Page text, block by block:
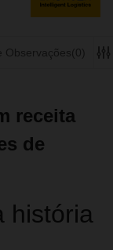
Observações (0)
receita
de
história